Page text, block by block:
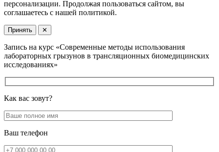
персонализации. Продолжая пользоваться сайтом, вы
соглашаетесь с нашей политикой.
Принять ✕
Запись на курс «Современные методы использования
лабораторных грызунов в трансляционных биомедицинских
исследованиях»
Как вас зовут?
Ваш телефон